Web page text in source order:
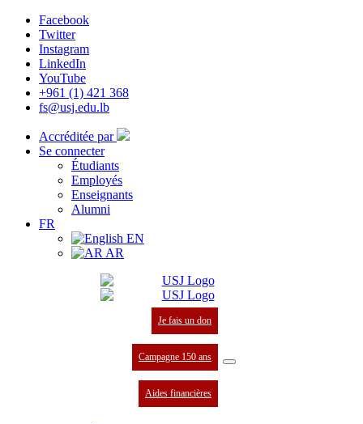
Facebook
Twitter
Instagram
LinkedIn
YouTube
+961 (1) 421 368
fs@usj.edu.lb
Accréditée par
Se connecter
Étudiants
Employés
Enseignants
Alumni
FR
EN
AR
Je fais un don
Campagne 150 ans
Aides financières